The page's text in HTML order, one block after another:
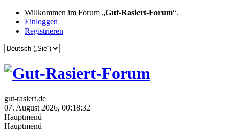
Willkommen im Forum „Gut-Rasiert-Forum“.
Einloggen
Registrieren
gut-rasiert.de
07. August 2026, 00:18:32
Hauptmenü
Hauptmenü